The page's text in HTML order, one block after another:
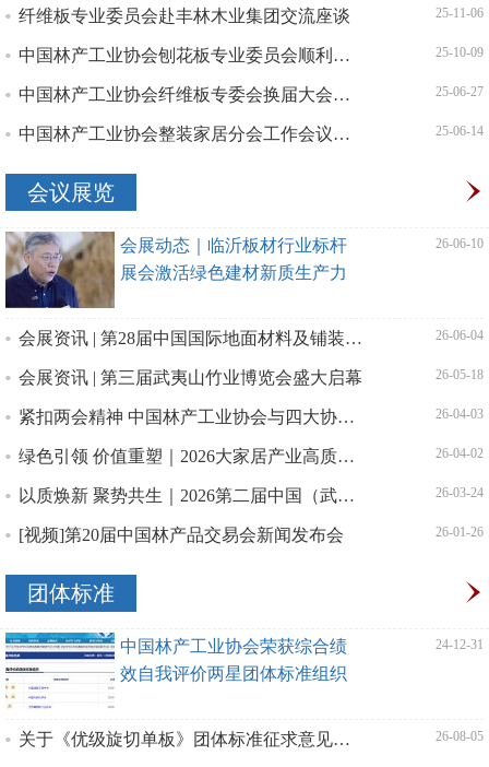
纤维板专业委员会赴丰林木业集团交流座谈 | 25-11-06
中国林产工业协会刨花板专业委员会顺利换届 | 25-10-09
中国林产工业协会纤维板专委会换届大会暨纤维板行业高质量发展研讨会召开 | 25-06-27
中国林产工业协会整装家居分会工作会议召开 共探行业高质量发展新路径 | 25-06-14
会议展览
会展动态｜临沂板材行业标杆
展会激活绿色建材新质生产力
| 26-06-10
会展资讯 | 第28届中国国际地面材料及铺装技术展览会圆满召开 地材行业共话高质量发展 | 26-06-04
会展资讯 | 第三届武夷山竹业博览会盛大启幕 | 26-05-18
紧扣两会精神 中国林产工业协会与四大协会携手领军企业擘画绿色转型新路径 | 26-04-03
绿色引领 价值重塑｜2026大家居产业高质量发展大会暨3・15绿色消费行动圆满召 | 26-04-02
以质焕新 聚势共生｜2026第二届中国（武汉）整装定制家居展盛大启幕 | 26-03-24
[视频]第20届中国林产品交易会新闻发布会 | 26-01-26
团体标准
中国林产工业协会荣获综合绩
效自我评价两星团体标准组织
| 24-12-31
关于《优级旋切单板》团体标准征求意见的函 | 26-08-05